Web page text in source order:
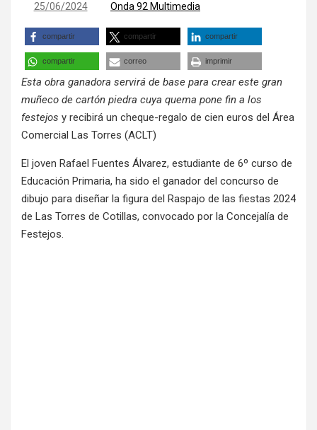
25/06/2024 Onda 92 Multimedia
compartir compartir compartir
compartir correo imprimir
Esta obra ganadora servirá de base para crear este gran
muñeco de cartón piedra cuya quema pone fin a los
festejos y recibirá un cheque-regalo de cien euros del Área
Comercial Las Torres (ACLT)
El joven Rafael Fuentes Álvarez, estudiante de 6º curso de
Educación Primaria, ha sido el ganador del concurso de
dibujo para diseñar la figura del Raspajo de las fiestas 2024
de Las Torres de Cotillas, convocado por la Concejalía de
Festejos.